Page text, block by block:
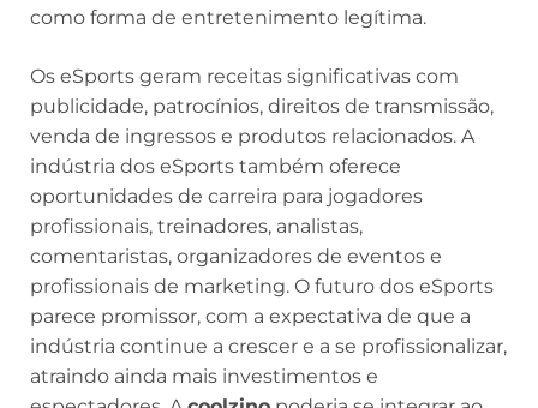
como forma de entretenimento legítima.
Os eSports geram receitas significativas com
publicidade, patrocínios, direitos de transmissão,
venda de ingressos e produtos relacionados. A
indústria dos eSports também oferece
oportunidades de carreira para jogadores
profissionais, treinadores, analistas,
comentaristas, organizadores de eventos e
profissionais de marketing. O futuro dos eSports
parece promissor, com a expectativa de que a
indústria continue a crescer e a se profissionalizar,
atraindo ainda mais investimentos e